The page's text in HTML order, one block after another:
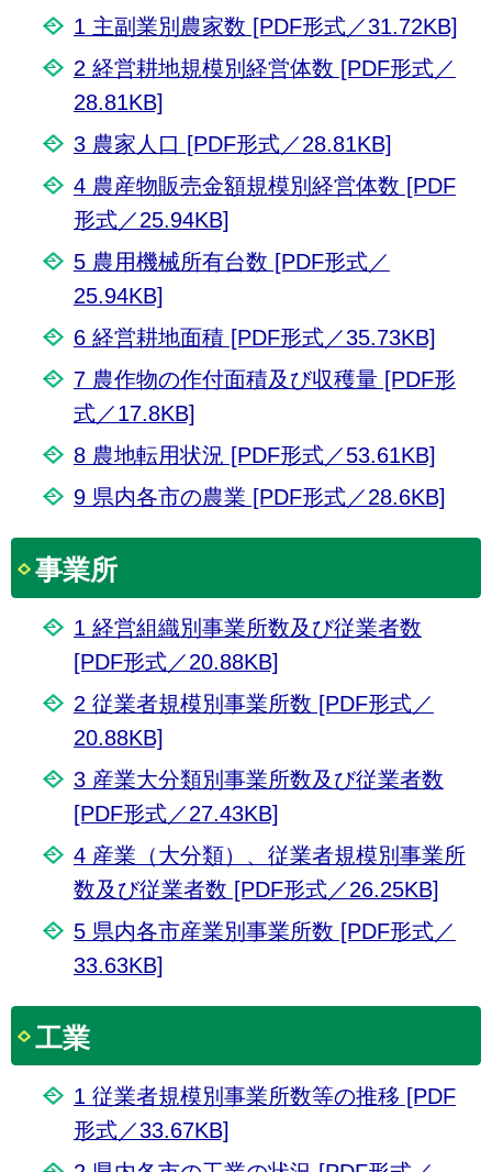
1 主副業別農家数 [PDF形式／31.72KB]
2 経営耕地規模別経営体数 [PDF形式／
28.81KB]
3 農家人口 [PDF形式／28.81KB]
4 農産物販売金額規模別経営体数 [PDF
形式／25.94KB]
5 農用機械所有台数 [PDF形式／
25.94KB]
6 経営耕地面積 [PDF形式／35.73KB]
7 農作物の作付面積及び収穫量 [PDF形
式／17.8KB]
8 農地転用状況 [PDF形式／53.61KB]
9 県内各市の農業 [PDF形式／28.6KB]
事業所
1 経営組織別事業所数及び従業者数
[PDF形式／20.88KB]
2 従業者規模別事業所数 [PDF形式／
20.88KB]
3 産業大分類別事業所数及び従業者数
[PDF形式／27.43KB]
4 産業（大分類）、従業者規模別事業所
数及び従業者数 [PDF形式／26.25KB]
5 県内各市産業別事業所数 [PDF形式／
33.63KB]
工業
1 従業者規模別事業所数等の推移 [PDF
形式／33.67KB]